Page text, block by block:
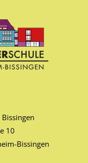
10
Bissingen